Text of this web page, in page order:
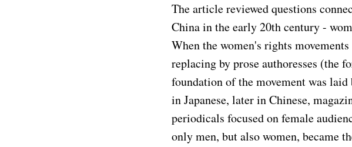
The article reviewed questions
China in the early 20th century -
When the women's rights
replacing by prose authoresses (the
foundation of the movement was
in Japanese, later in Chinese,
periodicals focused on female
only men, but also women, became